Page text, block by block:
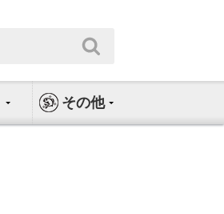
その他